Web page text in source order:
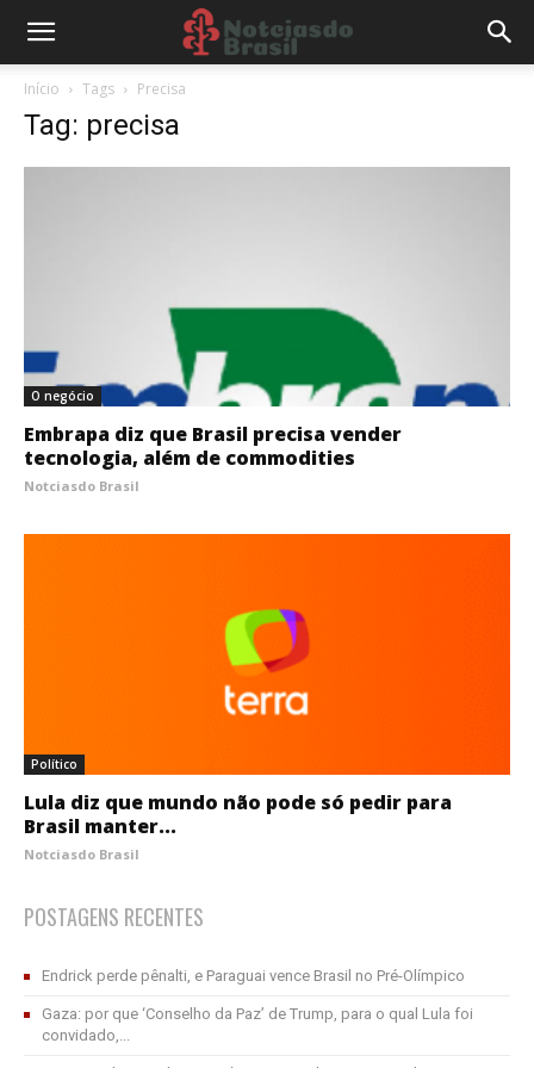
Início Tags Precisa
Tag: precisa
O negócio
Embrapa diz que Brasil precisa vender
tecnologia, além de commodities
Notciasdo Brasil
Político
Lula diz que mundo não pode só pedir para
Brasil manter...
Notciasdo Brasil
POSTAGENS RECENTES
Endrick perde pênalti, e Paraguai vence Brasil no Pré-Olímpico
Gaza: por que ‘Conselho da Paz’ de Trump, para o qual Lula foi
convidado,...